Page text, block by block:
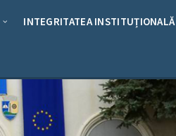
INTEGRITATEA INSTITUȚIONALĂ